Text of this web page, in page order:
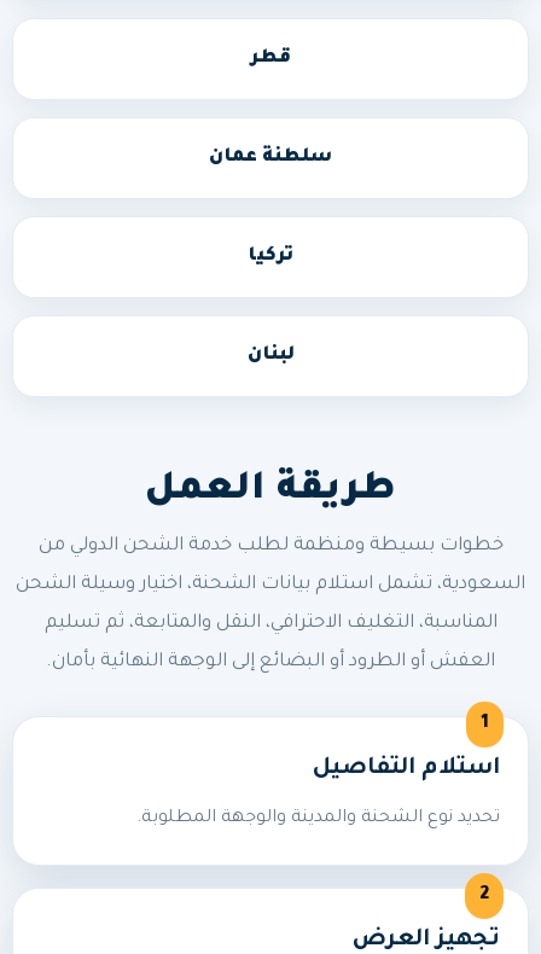
قطر
سلطنة عمان
تركيا
لبنان
طريقة العمل
خطوات بسيطة ومنظمة لطلب خدمة الشحن الدولي من
السعودية، تشمل استلام بيانات الشحنة، اختيار وسيلة الشحن
المناسبة، التغليف الاحترافي، النقل والمتابعة، ثم تسليم
العفش أو الطرود أو البضائع إلى الوجهة النهائية بأمان.
استلام التفاصيل
تحديد نوع الشحنة والمدينة والوجهة المطلوبة.
تجهيز العرض